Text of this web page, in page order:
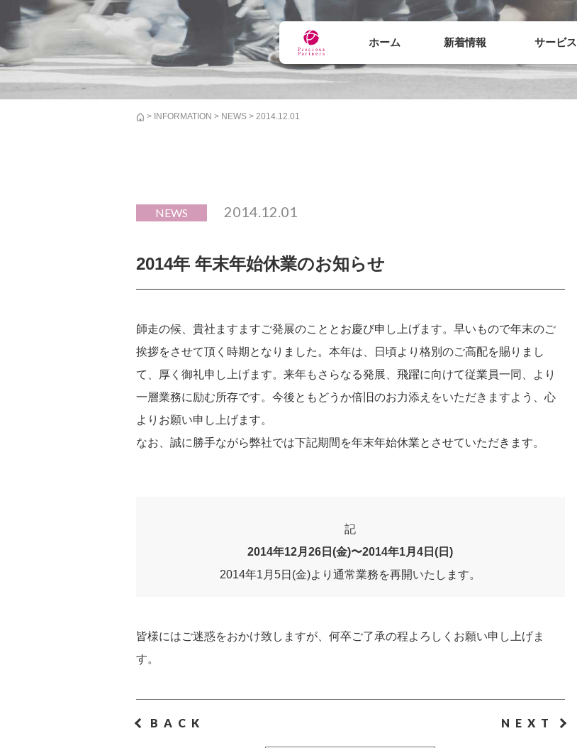
ホーム 新着情報 サービス
> INFORMATION > NEWS > 2014.12.01
NEWS 2014.12.01
2014年 年末年始休業のお知らせ
師走の候、貴社ますますご発展のこととお慶び申し上げます。早いもので年末のご
挨拶をさせて頂く時期となりました。本年は、日頃より格別のご高配を賜りまし
て、厚く御礼申し上げます。来年もさらなる発展、飛躍に向けて従業員一同、より
一層業務に励む所存です。今後ともどうか倍旧のお力添えをいただきますよう、心
よりお願い申し上げます。
なお、誠に勝手ながら弊社では下記期間を年末年始休業とさせていただきます。
記
2014年12月26日(金)〜2014年1月4日(日)
2014年1月5日(金)より通常業務を再開いたします。
皆様にはご迷惑をおかけ致しますが、何卒ご了承の程よろしくお願い申し上げま
す。
BACK NEXT